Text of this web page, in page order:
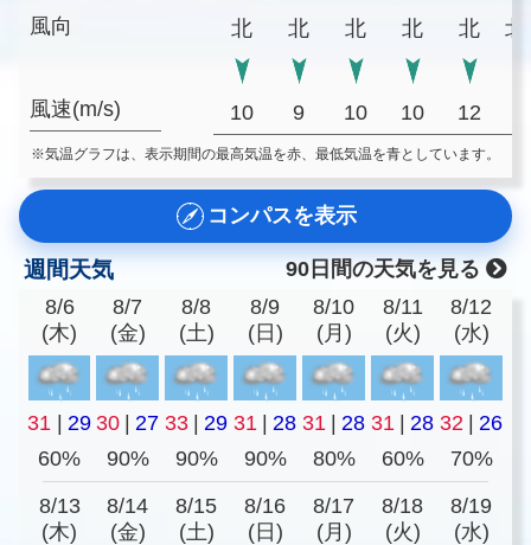
風向
風速(m/s)
北
北 北 北 北 北
10 9 10 10 12
※気温グラフは、表示期間の最高気温を赤、最低気温を青としています。
コンパスを表示
週間天気
90日間の天気を見る
8/6
(木)
8/7
(金)
8/8
(土)
8/9
(日)
8/10
(月)
8/11
(火)
8/12
(水)
31 | 29 30 | 27 33 | 29 31 | 28 31 | 28 31 | 28 32 | 26
60%
90% 90% 90% 80% 60% 70%
8/13
(木)
8/14
(金)
8/15
(土)
8/16
(日)
8/17
(月)
8/18
(火)
8/19
(水)